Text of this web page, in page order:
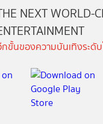
NEXT WORLD-
ขั้นของความบันเทิงระดั